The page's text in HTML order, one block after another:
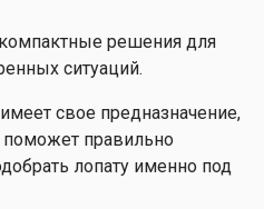
решения для
ситуаций.
свое предназначение,
поможет правильно
лопату именно под